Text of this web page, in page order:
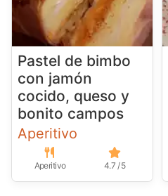
Pastel de bimbo
con jamón
cocido, queso y
bonito campos
Aperitivo
Aperitivo 4.7 / 5